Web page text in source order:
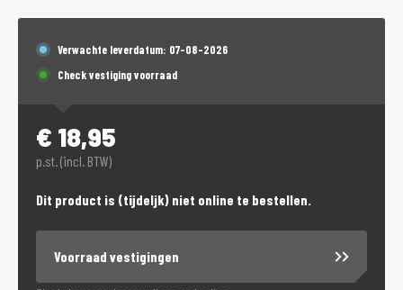
Verwachte leverdatum: 07-08-2026
Check vestiging voorraad
€ 18,95
p.st. (incl. BTW)
Dit product is (tijdeljk) niet online te bestellen.
Voorraad vestigingen